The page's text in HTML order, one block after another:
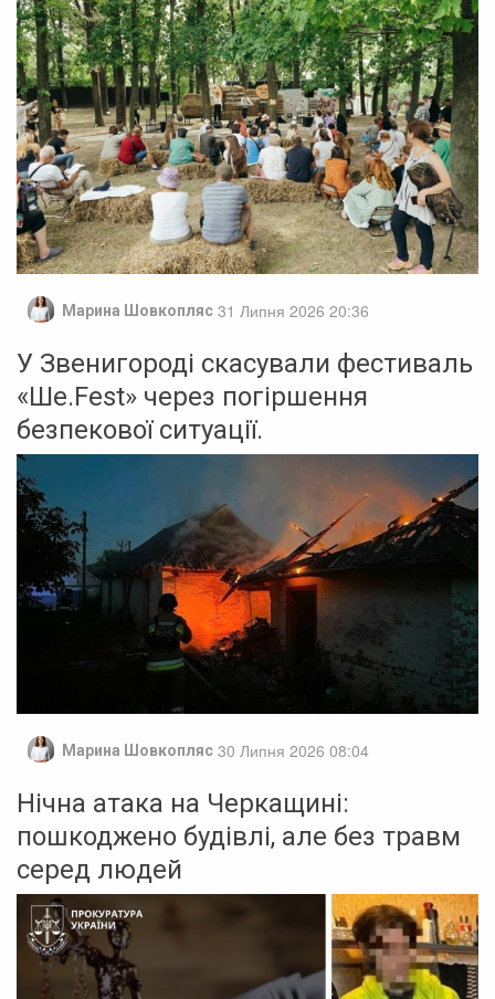
Марина Шовкопляс 31 Липня 2026 20:36
У Звенигороді скасували фестиваль
«Ше.Fest» через погіршення
безпекової ситуації.
Марина Шовкопляс 30 Липня 2026 08:04
Нічна атака на Черкащині:
пошкоджено будівлі, але без травм
серед людей